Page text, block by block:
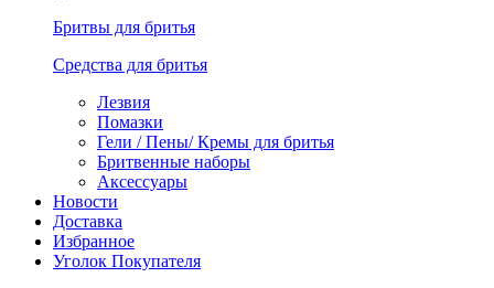
Бритвы для бритья
Средства для бритья
Лезвия
Помазки
Гели / Пены/ Кремы для бритья
Бритвенные наборы
Аксессуары
Новости
Доставка
Избранное
Уголок Покупателя